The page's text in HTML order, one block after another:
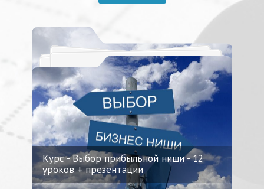
Курс - Выбор прибыльной ниши - 12
уроков + презентации